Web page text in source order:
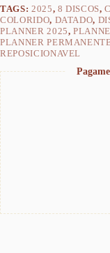
TAGS: 2025, 8 DISCOS,
COLORIDO, DATADO,
PLANNER 2025,
PLANNER
REPOSICIONAVEL